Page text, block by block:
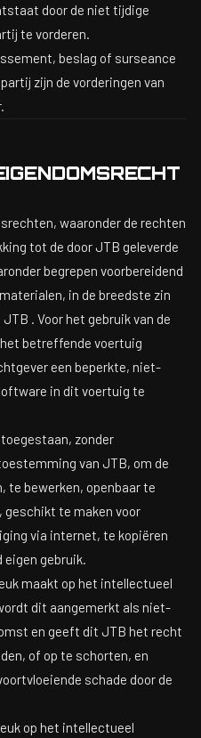
door de niet tijdige
te vorderen.
beslag of surseance
zijn de vorderingen van
waaronder de rechten
tot de door JTB geleverde
begrepen voorbereidend
in de breedste zin
. Voor het gebruik van de
betreffende voertuig
een beperkte, niet-
in dit voertuig te
zonder
van JTB, om de
te bewerken, openbaar te
geschikt te maken voor
via internet, te kopiëren
eigen gebruik.
maakt op het intellectueel
dit aangemerkt als niet-
en geeft dit JTB het recht
of op te schorten, en
schade door de
op het intellectueel